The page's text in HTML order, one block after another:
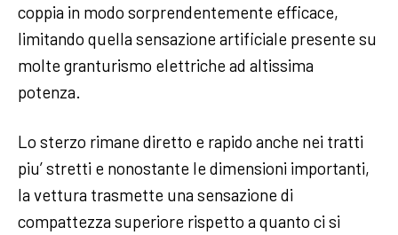
coppia in modo sorprendentemente efficace,
limitando quella sensazione artificiale presente su
molte granturismo elettriche ad altissima
potenza.
Lo sterzo rimane diretto e rapido anche nei tratti
piu’ stretti e nonostante le dimensioni importanti,
la vettura trasmette una sensazione di
compattezza superiore rispetto a quanto ci si